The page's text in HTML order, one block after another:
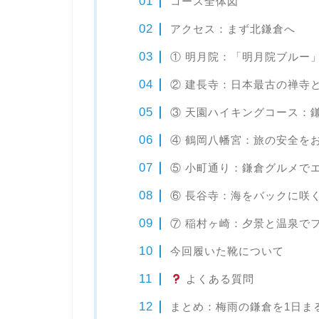
アクセス：まず北鎌倉へ
① 明月院：「明月院ブルー
② 建長寺：日本最古の禅寺
③ 天園ハイキングコース：
④ 鶴岡八幡宮：旅の安全を
⑤ 小町通り：鎌倉グルメで
⑥ 長谷寺：海をバックに咲
⑦ 稲村ヶ崎：夕景と温泉で
今回履いた靴について
よくある質問
まとめ：梅雨の鎌倉を1日ま